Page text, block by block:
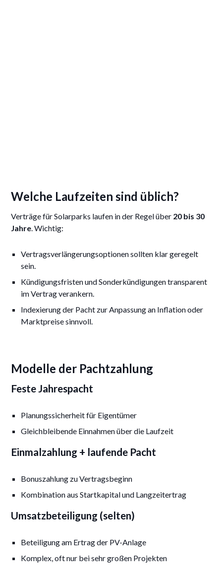
Welche Laufzeiten sind üblich?
Verträge für Solarparks laufen in der Regel über 20 bis 30
Jahre. Wichtig:
Vertragsverlängerungsoptionen sollten klar geregelt
sein.
Kündigungsfristen und Sonderkündigungen transparent
im Vertrag verankern.
Indexierung der Pacht zur Anpassung an Inflation oder
Marktpreise sinnvoll.
Modelle der Pachtzahlung
Feste Jahrespacht
Planungssicherheit für Eigentümer
Gleichbleibende Einnahmen über die Laufzeit
Einmalzahlung + laufende Pacht
Bonuszahlung zu Vertragsbeginn
Kombination aus Startkapital und Langzeitertrag
Umsatzbeteiligung (selten)
Beteiligung am Ertrag der PV-Anlage
Komplex, oft nur bei sehr großen Projekten